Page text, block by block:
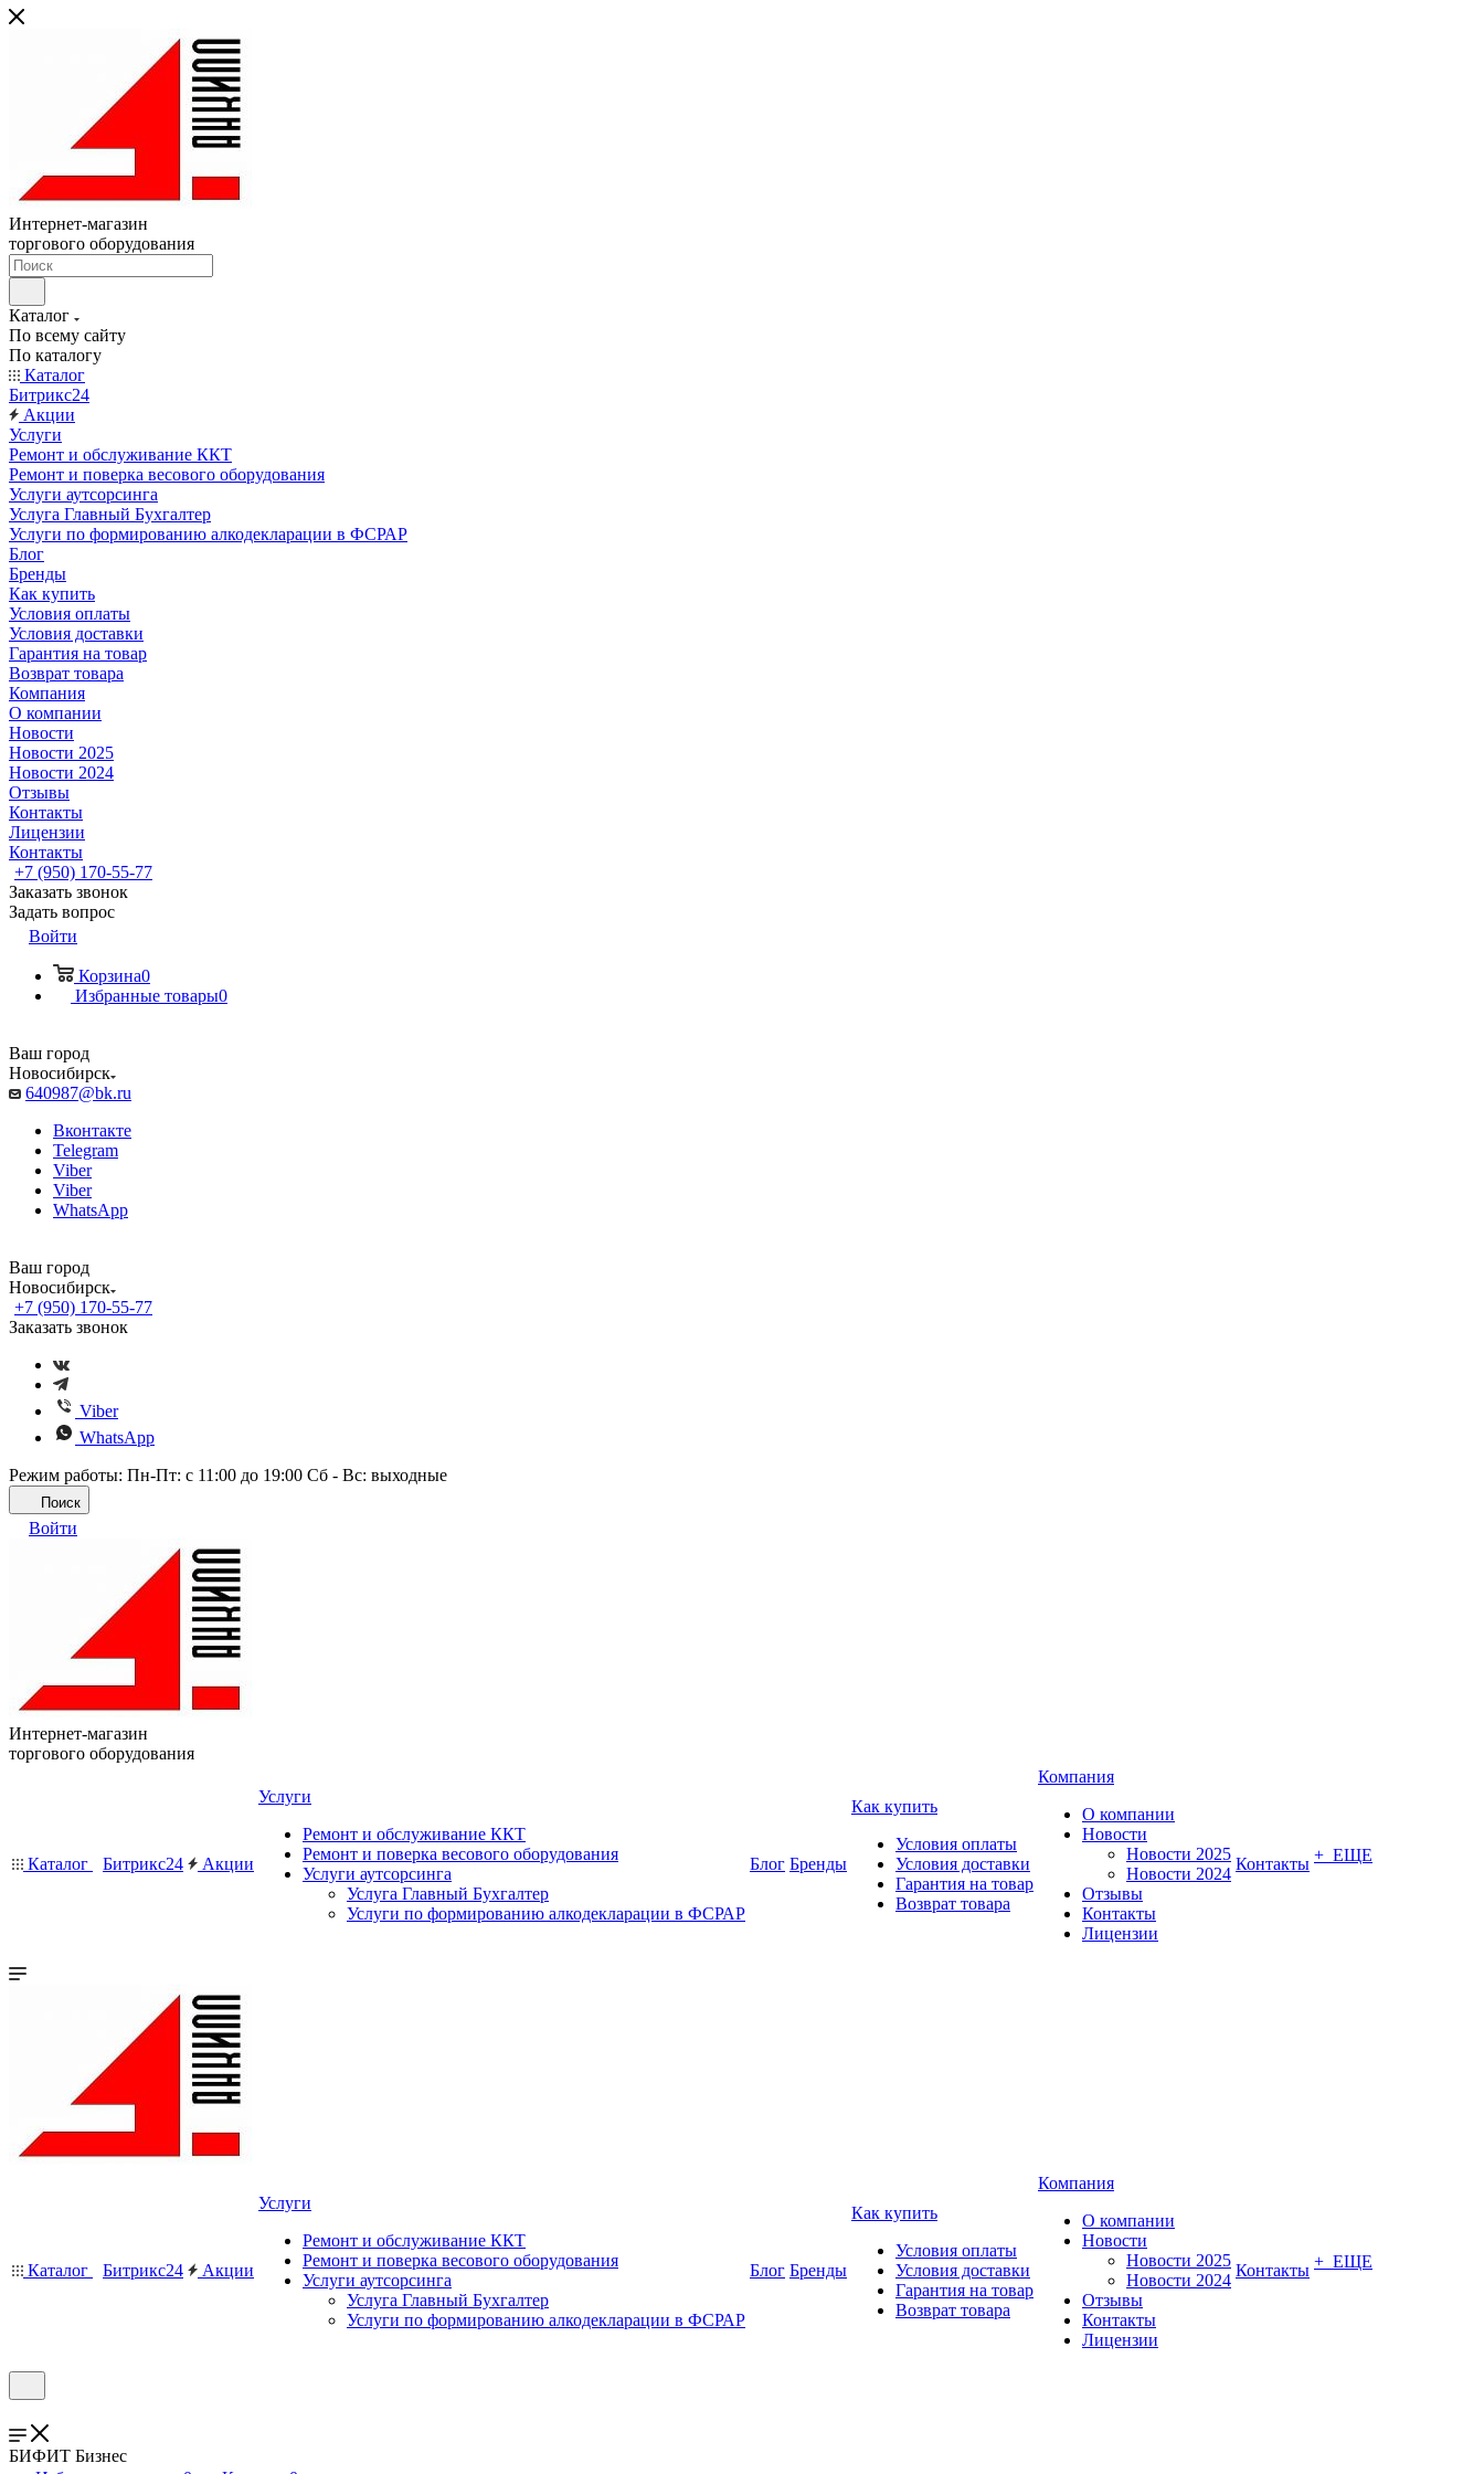
Интернет-магазин
торгового оборудования
Каталог
По всему сайту
По каталогу
Каталог
Битрикс24
Акции
Услуги
Ремонт и обслуживание ККТ
Ремонт и поверка весового оборудования
Услуги аутсорсинга
Услуга Главный Бухгалтер
Услуги по формированию алкодекларации в ФСРАР
Блог
Бренды
Как купить
Условия оплаты
Условия доставки
Гарантия на товар
Возврат товара
Компания
О компании
Новости
Новости 2025
Новости 2024
Отзывы
Контакты
Лицензии
Контакты
+7 (950) 170-55-77
Заказать звонок
Задать вопрос
Войти
Корзина0
Избранные товары0
Ваш город
Новосибирск
640987@bk.ru
Вконтакте
Telegram
Viber
Viber
WhatsApp
Ваш город
Новосибирск
+7 (950) 170-55-77
Заказать звонок
Viber
WhatsApp
Режим работы: Пн-Пт: с 11:00 до 19:00 Сб - Вс: выходные
Поиск
Войти
Интернет-магазин
торгового оборудования
Каталог Битрикс24 Акции
Услуги
Ремонт и обслуживание ККТ
Ремонт и поверка весового оборудования
Услуги аутсорсинга
Услуга Главный Бухгалтер
Услуги по формированию алкодекларации в ФСРАР
Блог Бренды
Как купить
Условия оплаты
Условия доставки
Гарантия на товар
Возврат товара
Компания
О компании
Новости
Новости 2025
Новости 2024
Отзывы
Контакты
Лицензии
Контакты + ЕЩЕ
Каталог Битрикс24 Акции
Услуги
Ремонт и обслуживание ККТ
Ремонт и поверка весового оборудования
Услуги аутсорсинга
Услуга Главный Бухгалтер
Услуги по формированию алкодекларации в ФСРАР
Блог Бренды
Как купить
Условия оплаты
Условия доставки
Гарантия на товар
Возврат товара
Компания
О компании
Новости
Новости 2025
Новости 2024
Отзывы
Контакты
Лицензии
Контакты + ЕЩЕ
БИФИТ Бизнес